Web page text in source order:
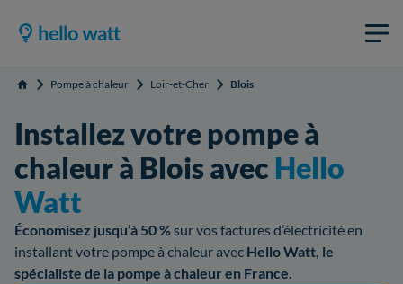
Accueil Pompe à chaleur Loir-et-Cher Blois
Installez votre pompe à
chaleur à Blois avec Hello
Watt
Économisez jusqu’à 50 %sur vos factures d’électricité en
installant votre pompe à chaleur avec Hello Watt, le
spécialiste de la pompe à chaleur en France.